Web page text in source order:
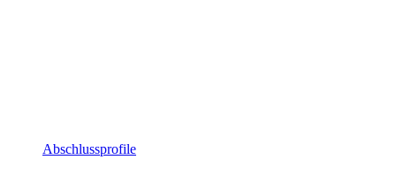
Abschlussprofile